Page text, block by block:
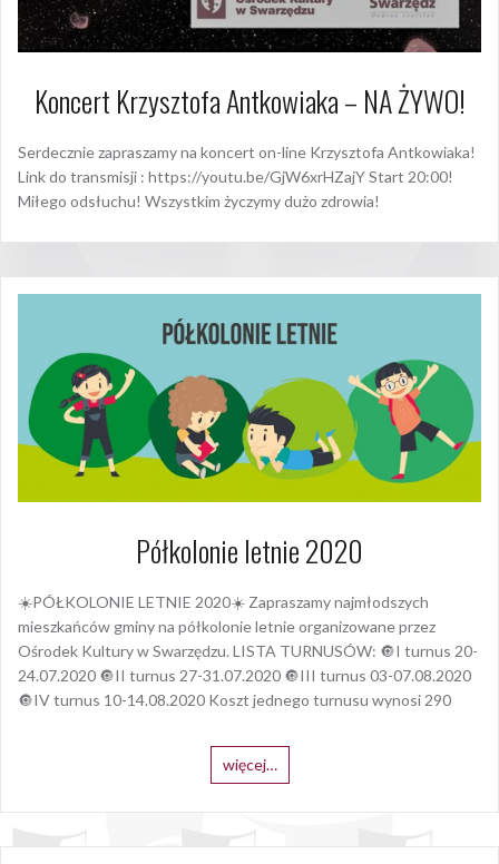
Koncert Krzysztofa Antkowiaka – NA ŻYWO!
Serdecznie zapraszamy na koncert on-line Krzysztofa Antkowiaka!
Link do transmisji : https://youtu.be/GjW6xrHZajY Start 20:00!
Miłego odsłuchu! Wszystkim życzymy dużo zdrowia!
Półkolonie letnie 2020
☀️PÓŁKOLONIE LETNIE 2020☀️ Zapraszamy najmłodszych
mieszkańców gminy na półkolonie letnie organizowane przez
Ośrodek Kultury w Swarzędzu. LISTA TURNUSÓW: 🔘I turnus 20-
24.07.2020 🔘II turnus 27-31.07.2020 🔘III turnus 03-07.08.2020
🔘IV turnus 10-14.08.2020 Koszt jednego turnusu wynosi 290
więcej…